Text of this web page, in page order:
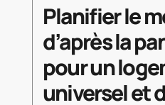
Planifier le
d’après la
pour un
universel et